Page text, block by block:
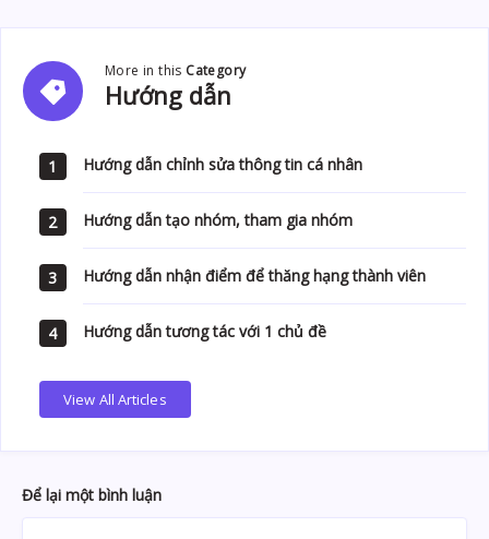
More in this Category
Hướng dẫn
Hướng
dẫn
1 Hướng dẫn chỉnh sửa thông tin cá nhân
2 Hướng dẫn tạo nhóm, tham gia nhóm
3 Hướng dẫn nhận điểm để thăng hạng thành viên
4 Hướng dẫn tương tác với 1 chủ đề
View All Articles
Để lại một bình luận